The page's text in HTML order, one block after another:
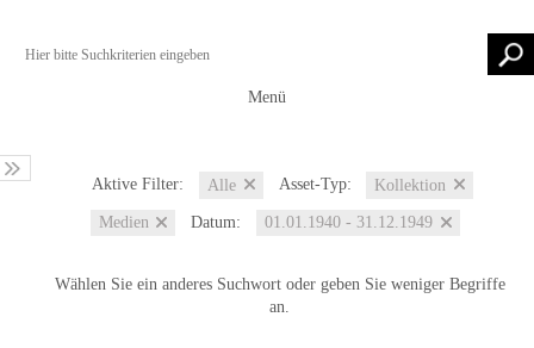
Menü
Aktive Filter: Alle Asset-Typ: Kollektion
Medien Datum: 01.01.1940 - 31.12.1949
Wählen Sie ein anderes Suchwort oder geben Sie weniger Begriffe
an.